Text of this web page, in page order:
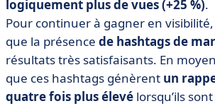
logiquement plus de vues (+25 %).
Pour continuer à gagner en visibilité,
que la présence de hashtags de
résultats très satisfaisants. En
que ces hashtags génèrent un
quatre fois plus élevé lorsqu’ils